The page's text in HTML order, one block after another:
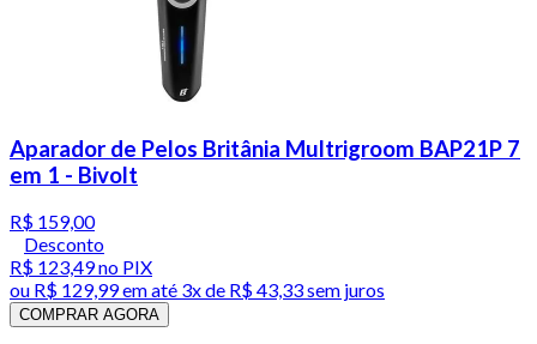
Aparador de Pelos Britânia Multrigroom BAP21P 7
em 1 - Bivolt
R$ 159,00
Desconto
R$ 123,49no PIX
ou R$ 129,99em até 3x de R$ 43,33 sem juros
COMPRAR AGORA